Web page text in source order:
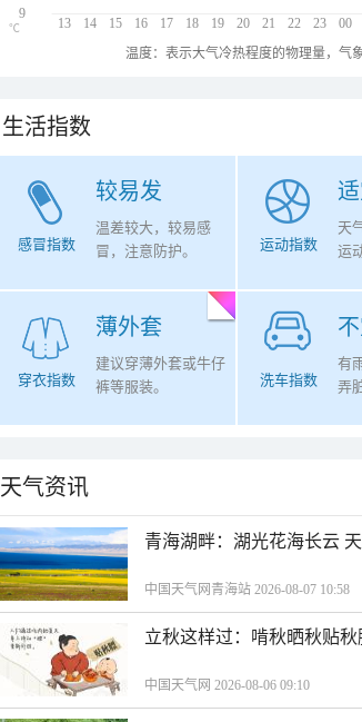
13 14 15 16 17 18 19 20 21 22 23 00
9
℃
温度：表示大气冷热程度的物理量，气
生活指数
较易发
感冒指数
温差较大，较易感
冒，注意防护。
运动指数
天
运
薄外套
穿衣指数
建议穿薄外套或牛仔
裤等服装。
洗车指数
有
弄
天气资讯
青海湖畔：湖光花海长云
中国天气网青海站 2026-08-07 10:58
立秋这样过：啃秋晒秋贴
中国天气网 2026-08-06 09:10